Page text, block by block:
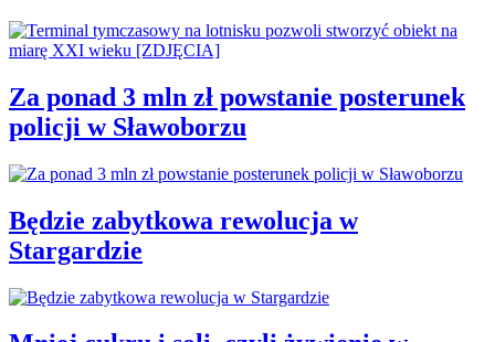
Za ponad 3 mln zł powstanie posterunek
policji w Sławoborzu
Będzie zabytkowa rewolucja w
Stargardzie